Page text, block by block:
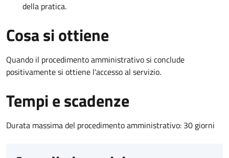
della pratica.
Cosa si ottiene
Quando il procedimento amministrativo si conclude
positivamente si ottiene l'accesso al servizio.
Tempi e scadenze
Durata massima del procedimento amministrativo: 30 giorni